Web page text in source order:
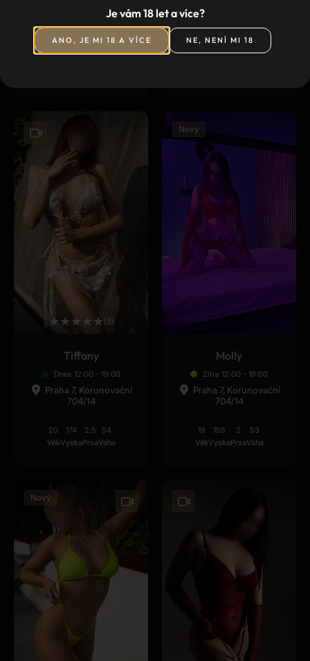
Praha 7, Korunovační
Praha 7, Korunovační
★ ★ ★ ★ ★(5)
Tiffany
Dnes 12:00 - 19:00
Praha 7, Korunovační
704/14
20
Věk
174
Vyska
2,5
Prsa
54
Váha
Nový
Molly
Zítra 12:00 - 19:00
Praha 7, Korunovační
704/14
19
Věk
155
Vyska
2
Prsa
53
Váha
Nový
Je vám 18 let a více?
ANO, JE MI 18 A VÍCE NE, NENÍ MI 18